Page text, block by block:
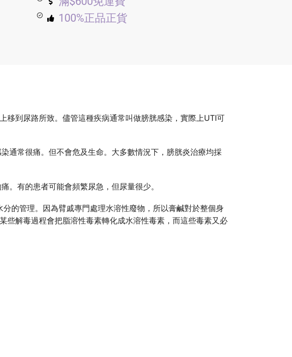
100%正品正貨
移到尿路所致。儘管這種疾病通常叫做膀胱感染，實際上UTI可
通常很痛。但不會危及生命。大多數情況下，膀胱炎治療均採
。有的患者可能會頻繁尿急，但尿量很少。
的管理。因為臂戚專門處理水溶性廢物，所以膏鹹對於整個身
些解毒過程會把脂溶性毒素轉化成水溶性毒素，而這些毒素又必